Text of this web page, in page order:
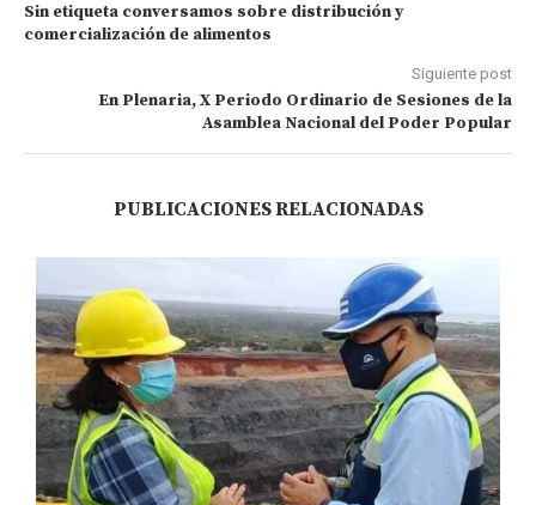
Sin etiqueta conversamos sobre distribución y
comercialización de alimentos
Siguiente post
En Plenaria, X Periodo Ordinario de Sesiones de la
Asamblea Nacional del Poder Popular
PUBLICACIONES RELACIONADAS